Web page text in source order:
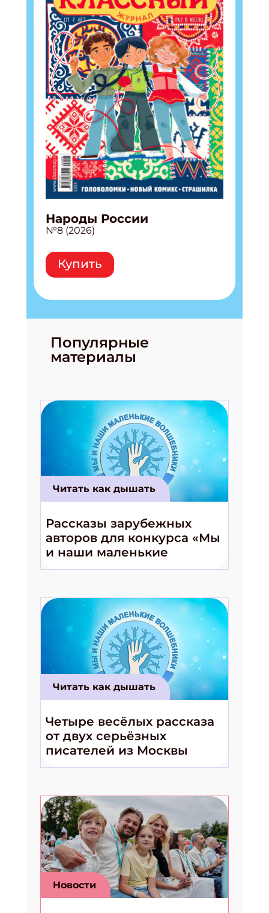
Народы России
№8 (2026)
Купить
Популярные
материалы
Читать как дышать
Рассказы зарубежных
авторов для конкурса «Мы
и наши маленькие
волшебники!»
Читать как дышать
Четыре весёлых рассказа
от двух серьёзных
писателей из Москвы
Новости
Укажите имя
Укажите Ваш Email
ПОДПИСАТЬСЯ